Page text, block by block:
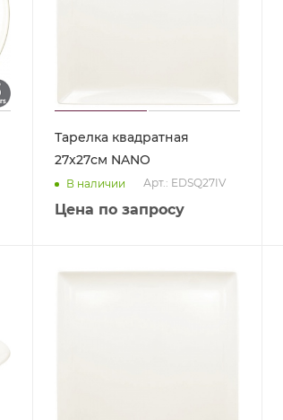
Тарелка квадратная
27x27см NANO
В наличии Арт.: EDSQ27IV
Цена по запросу